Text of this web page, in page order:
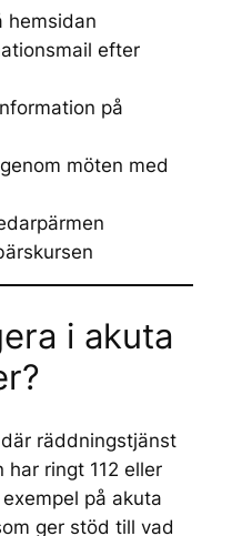
hemsidan
efter
på
möten med
i akuta
räddningstjänst
har ringt 112 eller
på akuta
ger stöd till vad